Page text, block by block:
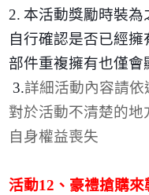
2. 本活動獎勵時裝
自行確認是否已經
部件重複擁有也僅
3.詳細活動內容請
對於活動不清楚的
自身權益喪失
活動12 、豪禮搶購